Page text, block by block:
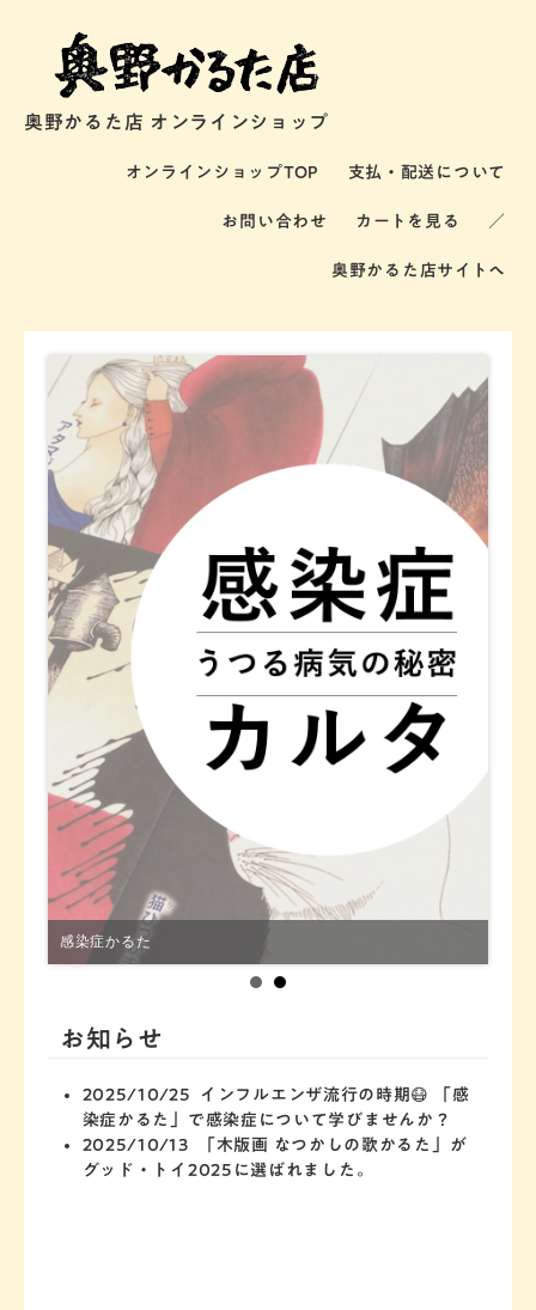
奥野かるた店 オンラインショップ
オンラインショップTOP 支払・配送について
お問い合わせ カートを見る ／
奥野かるた店サイトへ
感染症かるた
お知らせ
2025/10/25 インフルエンザ流行の時期😷 「感
染症かるた」で感染症について学びませんか？
2025/10/13
「木版画 なつかしの歌かるた」が
グッド・トイ2025に選ばれました。